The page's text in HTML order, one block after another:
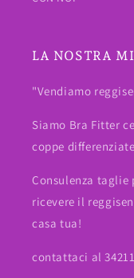
LA NOSTRA
"Vendiamo
Siamo Bra Fitter
coppe
Consulenza
ricevere il
casa tua!
contattaci al